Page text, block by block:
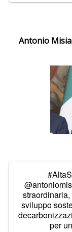
Antonio
sviluppo
per